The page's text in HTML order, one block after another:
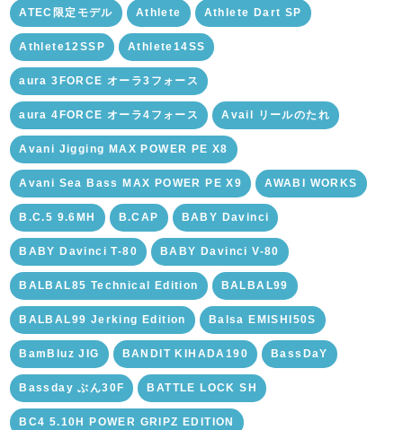
ATEC限定モデル Athlete Athlete Dart SP
Athlete12SSP Athlete14SS
aura 3FORCE オーラ3フォース
aura 4FORCE オーラ4フォース Avail リールのたれ
Avani Jigging MAX POWER PE X8
Avani Sea Bass MAX POWER PE X9 AWABI WORKS
B.C.5 9.6MH B.CAP BABY Davinci
BABY Davinci T-80 BABY Davinci V-80
BALBAL85 Technical Edition BALBAL99
BALBAL99 Jerking Edition Balsa EMISHI50S
BamBluz JIG BANDIT KIHADA190 BassDaY
Bassday ぶん30F BATTLE LOCK SH
BC4 5.10H POWER GRIPZ EDITION